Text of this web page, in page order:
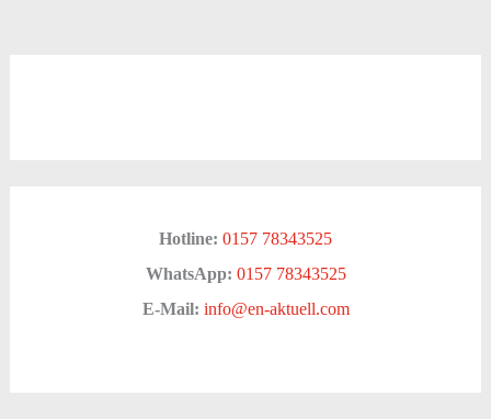
Hotline: 0157 78343525
WhatsApp: 0157 78343525
E-Mail: info@en-aktuell.com